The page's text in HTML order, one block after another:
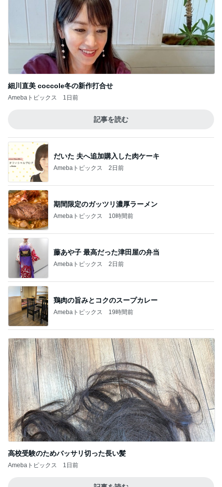
細川直美 coccole冬の新作打合せ
Amebaトピックス 1日前
記事を読む
だいた 夫へ追加購入した肉ケーキ
Amebaトピックス 2日前
期間限定のガッツリ濃厚ラーメン
Amebaトピックス 10時間前
藤あや子 最高だった津田屋の弁当
Amebaトピックス 2日前
鶏肉の旨みとコクのスープカレー
Amebaトピックス 19時間前
高校受験のためバッサリ切った長い髪
Amebaトピックス 1日前